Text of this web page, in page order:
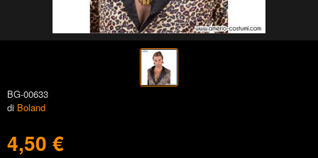
BG-00633
di Boland
4,50 €